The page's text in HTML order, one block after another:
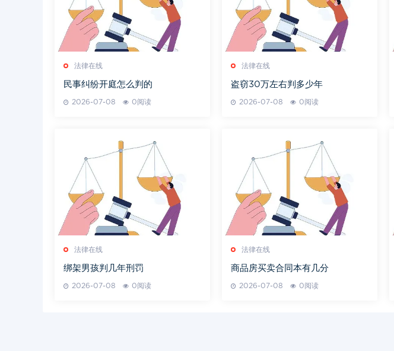
法律在线
民事纠纷开庭怎么判的
2026-07-08 0阅读
法律在线
盗窃30万左右判多少年
2026-07-08 0阅读
法律在线
绑架男孩判几年刑罚
2026-07-08 0阅读
法律在线
商品房买卖合同本有几分
2026-07-08 0阅读